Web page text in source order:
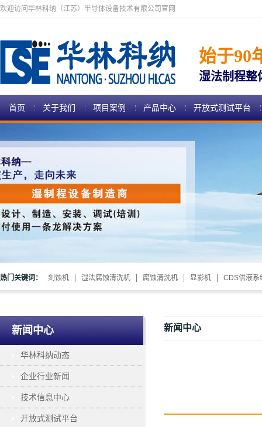
欢迎访问华林科纳（江苏）半导体设备技术有限公司官网
始于90
湿法制程整
首页 关于我们 项目案例 产品中心 开放式测试平台
热门关键词： 刻蚀机 湿法腐蚀清洗机 腐蚀清洗机 显影机 CDS供液系
新闻中心
华林科纳动态
企业行业新闻
技术信息中心
开放式测试平台
新闻中心